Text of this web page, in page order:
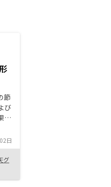
節
び
を
税
程
日
グ